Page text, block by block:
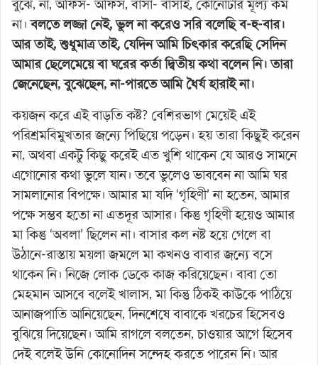
বুঝে, না, অফিস- অফিস, বাসা- বাসাই, কোনোটার মূল্য কম
না।বলতে লজ্জা নেই, ভুল না করেও সরি বলেছি ব-হু-বার।
আর তাই, শুধুমাত্র তাই, যেদিন আমি চিৎকার করেছি সেদিন
আমার ছেলেমেয়ে বা ঘরের কর্তা দ্বিতীয় কথা বলেন নি। তারা
জেনেছেন, বুঝেছেন, না-পারতে আমি ধৈর্য হারাই না।
কয়জন করে এই বাড়তি কষ্ট? বেশিরভাগ মেয়েই এই
পরিশ্রমবিমুখতার জন্যে পিছিয়ে পড়েন। হয় তারা কিছুই করেন
না, অথবা একটু কিছু করেই এত খুশি থাকেন যে আরও সামনে
এগোনোর কথা ভুলে যান। তবে ভুলেও ভাববেন না আমি ঘর
সামলানোর বিপক্ষে। আমার মা যদি ‘গৃহিণী’ না হতেন, আমার
পক্ষে সম্ভব হতো না এতদূর আসার। কিন্তু গৃহিণী হয়েও আমার
মা কিন্তু ‘অবলা’ ছিলেন না। বাসার কল নষ্ট হয়ে গেলে বা
উঠানে-রাস্তায় ময়লা জমলে মা কখনও বাবার জন্যে বসে
থাকেন নি। নিজে লোক ডেকে কাজ করিয়েছেন। বাবা তো
মেহমান আসবে বলেই খালাস, মা কিন্তু ঠিকই কাউকে পাঠিয়ে
আনাজপাতি আনিয়েছেন, দিনশেষে বাবাকে খরচের হিসেবও
বুঝিয়ে দিয়েছেন। আমি রাগলে বলতেন, চাওয়ার আগে হিসেব
দেই বলেই উনি কোনোদিন সন্দেহ করতে পারেন নি। আর